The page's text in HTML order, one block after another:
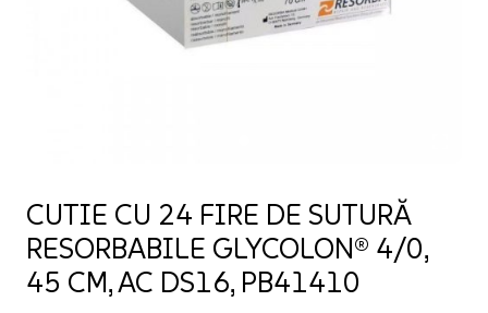
CUTIE CU 24 FIRE DE SUTURĂ
RESORBABILE GLYCOLON® 4/0,
45 CM, AC DS16, PB41410